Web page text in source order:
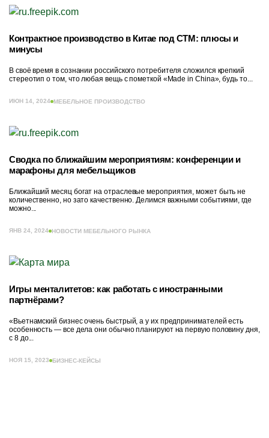
Контрактное производство в Китае под СТМ: плюсы и
минусы
В своё время в сознании российского потребителя сложился крепкий
стереотип о том, что любая вещь с пометкой «Made in China», будь то...
ИЮН 14, 2024 МЕБЕЛЬНОЕ ПРОИЗВОДСТВО
Сводка по ближайшим мероприятиям: конференции и
марафоны для мебельщиков
Ближайший месяц богат на отраслевые мероприятия, может быть не
количественно, но зато качественно. Делимся важными событиями, где
можно...
ЯНВ 24, 2024 НОВОСТИ МЕБЕЛЬНОГО РЫНКА
Игры менталитетов: как работать с иностранными
партнёрами?
«Вьетнамский бизнес очень быстрый, а у их предпринимателей есть
особенность — все дела они обычно планируют на первую половину дня,
с 8 до...
НОЯ 15, 2023 БИЗНЕС-КЕЙСЫ